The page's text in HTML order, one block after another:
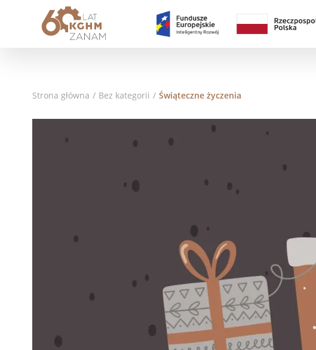
Strona główna / Bez kategorii / Świąteczne życzenia